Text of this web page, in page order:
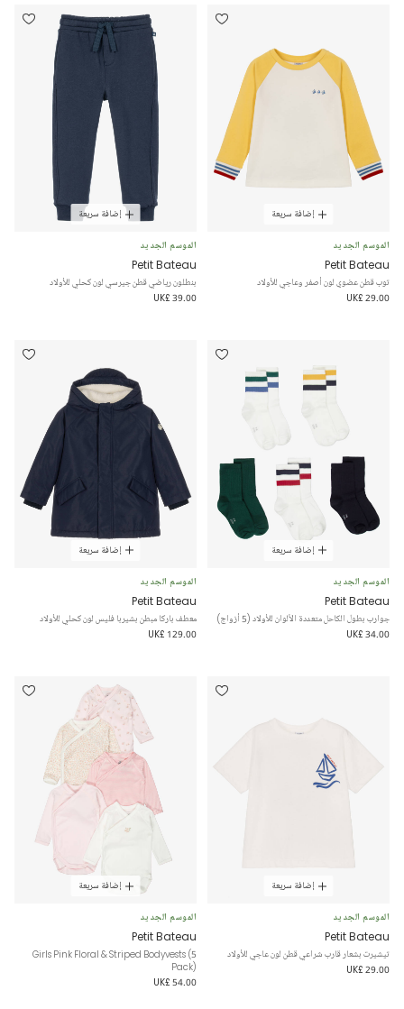
إضافة سريعة
الموسم الجديد
Petit Bateau
توب قطن عضوي لون أصفر وعاجي للأولاد
UK£ 29.00
إضافة سريعة
الموسم الجديد
Petit Bateau
بنطلون رياضي قطن جيرسي لون كحلي للأولاد
UK£ 39.00
إضافة سريعة
الموسم الجديد
Petit Bateau
جوارب بطول الكاحل متعددة الألوان للأولاد (5 أزواج)
UK£ 34.00
إضافة سريعة
الموسم الجديد
Petit Bateau
معطف باركا مبطن بشيربا فليس لون كحلي للأولاد
UK£ 129.00
إضافة سريعة
الموسم الجديد
Petit Bateau
تيشيرت بشعار قارب شراعي قطن لون عاجي للأولاد
UK£ 29.00
إضافة سريعة
الموسم الجديد
Petit Bateau
Girls Pink Floral & Striped Bodyvests (5
Pack)
UK£ 54.00